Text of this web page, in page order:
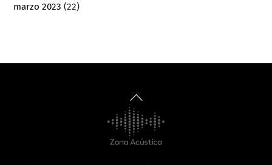
marzo 2023 (22)
Back
To
Top